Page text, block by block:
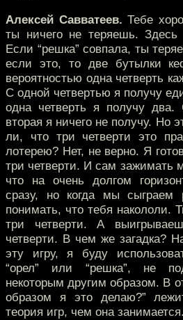
Алексей Савватеев. Тебе
ты ничего не теряешь.
Если “решка” совпала, ты
если это, то две бутылки
вероятностью одна четверть
С одной четвертью я получу
одна четверть я получу два.
вторая я ничего не получу. Но
ли, что три четверти это
лотерею? Нет, не верно. Я
три четверти. И сам зажимать
что на очень долгом
сразу, но когда мы сыграем
понимать, что тебя накололи.
три четверти. А
четверти. В чем же загадка?
эту игру, я буду
“орел” или “решка”, не
некоторым другим образом. В
образом я это делаю?”
теория игр, чем она занимается.